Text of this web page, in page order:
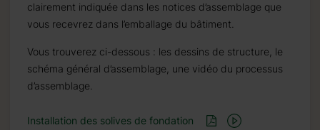
clairement indiquée dans les notices d’assemblage que
vous recevrez dans l’emballage du bâtiment.
Vous trouverez ci-dessous : les dessins de structure, le
schéma général d’assemblage, une vidéo du processus
d’assemblage.
Installation des solives de fondation